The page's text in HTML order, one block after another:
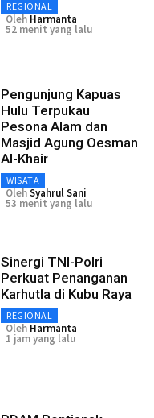
REGIONAL
Oleh Harmanta
52 menit yang lalu
Pengunjung Kapuas
Hulu Terpukau
Pesona Alam dan
Masjid Agung Oesman
Al-Khair
WISATA
OlehSyahrul Sani
53 menit yang lalu
Sinergi TNI-Polri
Perkuat Penanganan
Karhutla di Kubu Raya
REGIONAL
Oleh Harmanta
1 jam yang lalu